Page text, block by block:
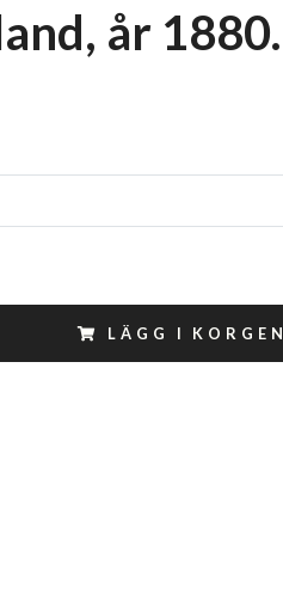
år 1880.
LÄGG I KORGEN